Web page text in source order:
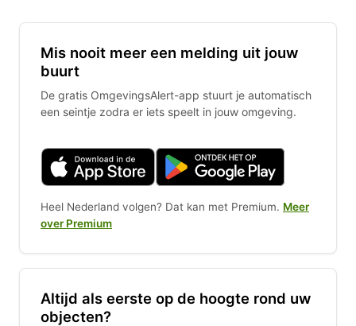
Mis nooit meer een melding uit jouw
buurt
De gratis OmgevingsAlert-app stuurt je automatisch
een seintje zodra er iets speelt in jouw omgeving.
Heel Nederland volgen? Dat kan met Premium. Meer
over Premium
Altijd als eerste op de hoogte rond uw
objecten?